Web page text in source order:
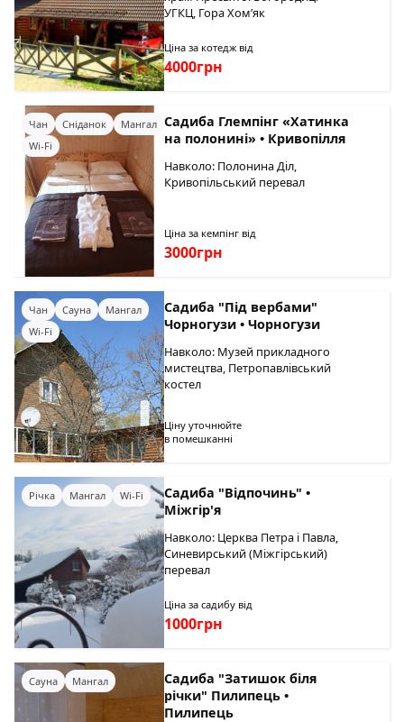
УГКЦ, Гора Хом’як
Ціна за котедж від
4000грн
Чан Сніданок
Мангал
Wi-Fi
Садиба Глемпінг «Хатинка
на полонині» • Кривопілля
Навколо: Полонина Діл,
Кривопільський перевал
Ціна за кемпінг від
3000грн
Чан Сауна
Мангал
Wi-Fi
Садиба "Під вербами"
Чорногузи • Чорногузи
Навколо: Музей прикладного
мистецтва, Петропавлівський
костел
Ціну уточнюйте
в помешканні
Річка Мангал Wi-Fi
Садиба "Відпочинь" •
Міжгір'я
Навколо: Церква Петра і Павла,
Синевирський (Міжгірський)
перевал
Ціна за садибу від
1000грн
Сауна Мангал
Садиба "Затишок біля
річки" Пилипець •
Пилипець